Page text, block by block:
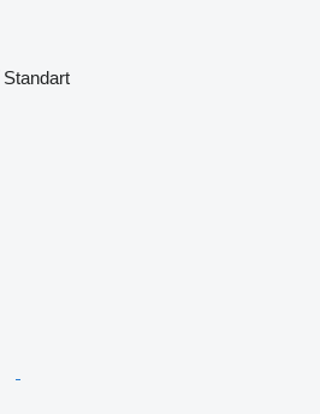
Standart